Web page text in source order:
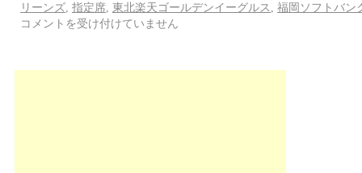
リーンズ 指定席 東北楽天ゴールデンイーグルス
福岡ソフトバン
コメントを受け付けていません